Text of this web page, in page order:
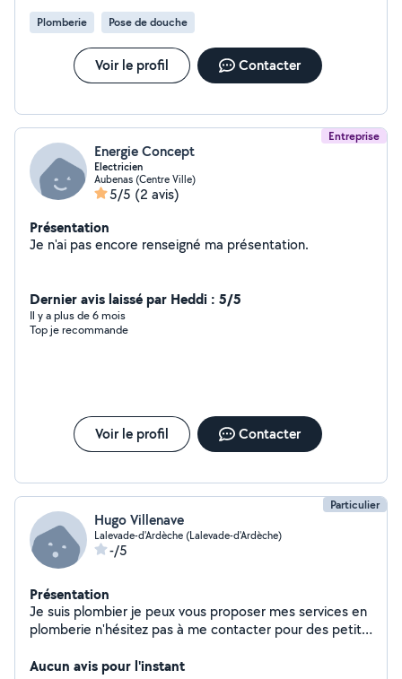
Plomberie Pose de douche
Voir le profil Contacter
Entreprise
Energie Concept
Electricien
Aubenas (Centre Ville)
5/5 (2 avis)
Présentation
Je n'ai pas encore renseigné ma présentation.
Dernier avis laissé par Heddi : 5/5
Il y a plus de 6 mois
Top je recommande
Voir le profil Contacter
Particulier
Hugo Villenave
Lalevade-d'Ardèche (Lalevade-d'Ardèche)
-/5
Présentation
Je suis plombier je peux vous proposer mes services en
plomberie n'hésitez pas à me contacter pour des petit
de placo ou pause de parquet etc
Aucun avis pour l'instant